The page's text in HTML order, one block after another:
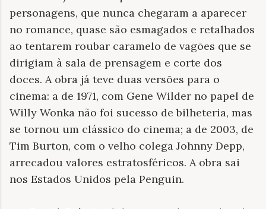
personagens, que nunca chegaram a aparecer
no romance, quase são esmagados e retalhados
ao tentarem roubar caramelo de vagões que se
dirigiam à sala de prensagem e corte dos
doces. A obra já teve duas versões para o
cinema: a de 1971, com Gene Wilder no papel de
Willy Wonka não foi sucesso de bilheteria, mas
se tornou um clássico do cinema; a de 2003, de
Tim Burton, com o velho colega Johnny Depp,
arrecadou valores estratosféricos. A obra sai
nos Estados Unidos pela Penguin.